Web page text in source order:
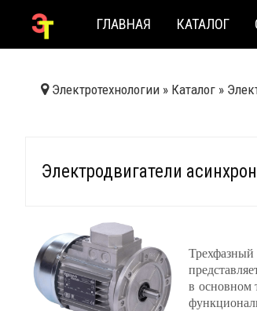
ГЛАВНАЯ КАТАЛОГ
Электротехнологии » Каталог »
Электродвигатели
в основном